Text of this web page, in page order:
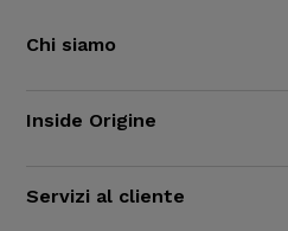
Chi siamo
Inside Origine
Servizi al cliente